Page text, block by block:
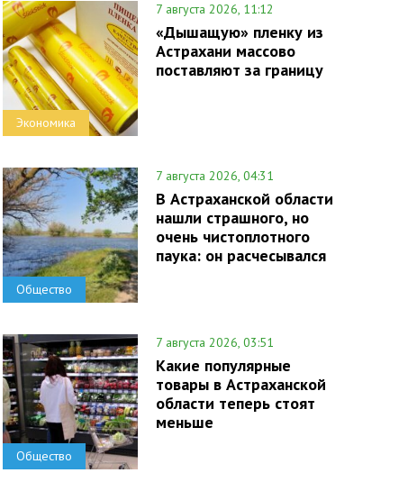
Экономика
7 августа 2026, 11:12
«Дышащую» пленку из
Астрахани массово
поставляют за границу
Общество
7 августа 2026, 04:31
В Астраханской области
нашли страшного, но
очень чистоплотного
паука: он расчесывался
Общество
7 августа 2026, 03:51
Какие популярные
товары в Астраханской
области теперь стоят
меньше